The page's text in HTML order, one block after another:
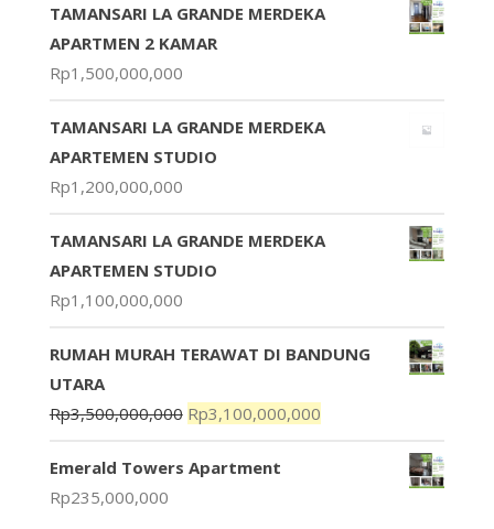
TAMANSARI LA GRANDE MERDEKA
APARTMEN 2 KAMAR
Rp1,500,000,000
TAMANSARI LA GRANDE MERDEKA
APARTEMEN STUDIO
Rp1,200,000,000
TAMANSARI LA GRANDE MERDEKA
APARTEMEN STUDIO
Rp1,100,000,000
RUMAH MURAH TERAWAT DI BANDUNG
UTARA
Rp3,500,000,000 Rp3,100,000,000
Emerald Towers Apartment
Rp235,000,000